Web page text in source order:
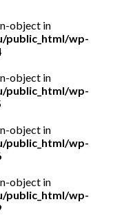
object in
public_html/wp-
object in
public_html/wp-
object in
public_html/wp-
object in
public_html/wp-